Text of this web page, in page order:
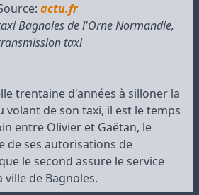
actu.fr
Bagnoles de l'Orne Normandie,
taxi
trentaine d'années à silloner la
volant de son taxi, il est le temps
entre Olivier et Gaëtan, le
de ses autorisations de
le second assure le service
ville de Bagnoles.